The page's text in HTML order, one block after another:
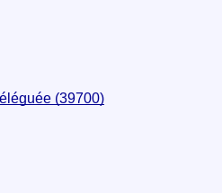
(39700)